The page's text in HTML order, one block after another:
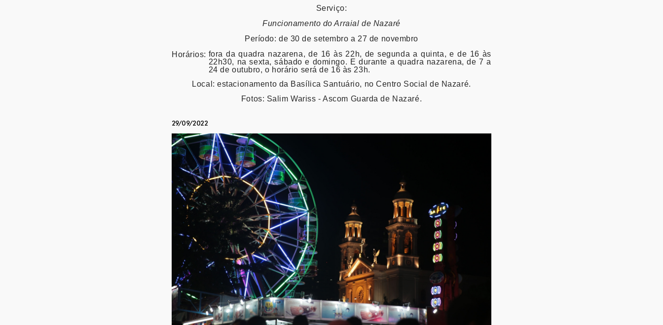
Serviço:
Funcionamento do Arraial de Nazaré
Período: de 30 de setembro a 27 de novembro
Horários: fora da quadra nazarena, de 16 às 22h, de segunda a quinta, e de 16 às
22h30, na sexta, sábado e domingo. E durante a quadra nazarena, de 7 a
24 de outubro, o horário será de 16 às 23h.
Local: estacionamento da Basílica Santuário, no Centro Social de Nazaré.
Fotos: Salim Wariss - Ascom Guarda de Nazaré.
29/09/2022